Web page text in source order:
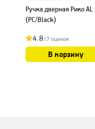
Ручка дверная Рико AL
(PC/Black)
4.817 оценок
В корзину